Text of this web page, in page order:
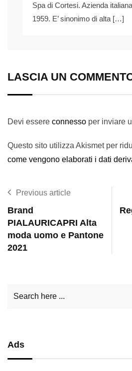
Spa di Cortesi. Azienda
1959. E’ sinonimo di alta […]
LASCIA UN
Devi essere connesso per inviare
Questo sito utilizza Akismet per
come vengono elaborati i dati
Previous article
Brand
PIALAURICAPRI Alta
moda uomo e Pantone
2021
Ads